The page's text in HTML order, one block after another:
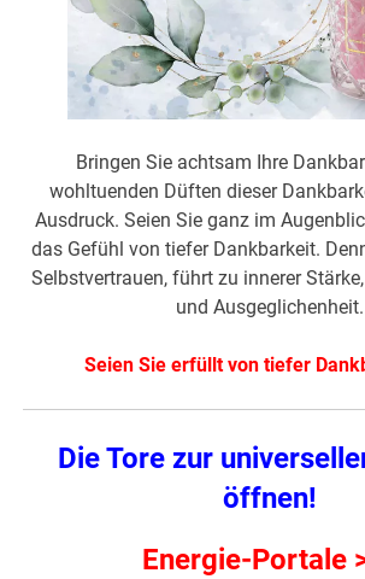
Bringen Sie achtsam Ihre
wohltuenden Düften dieser
Ausdruck. Seien Sie ganz im
das Gefühl von tiefer Dankbarkeit.
Selbstvertrauen, führt zu innerer
und Ausgeglichenheit.
Seien Sie erfüllt von tiefer
Die Tore zur
öffnen!
Energie-Portale